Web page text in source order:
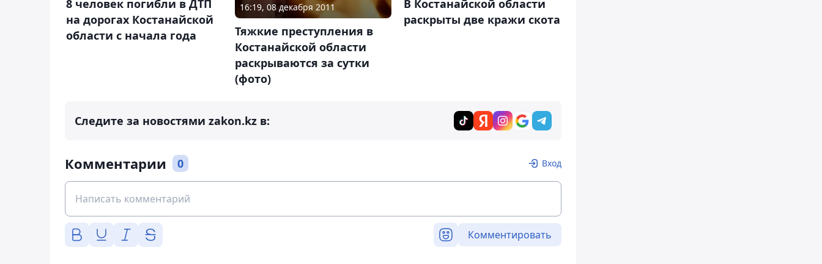
8 человек погибли в ДТП
на дорогах Костанайской
области с начала года
16:19, 08 декабря 2011
Тяжкие преступления в
Костанайской области
раскрываются за сутки
(фото)
В Костанайской области
раскрыты две кражи скота
Следите за новостями zakon.kz в:
Комментарии 0 Вход
Комментировать